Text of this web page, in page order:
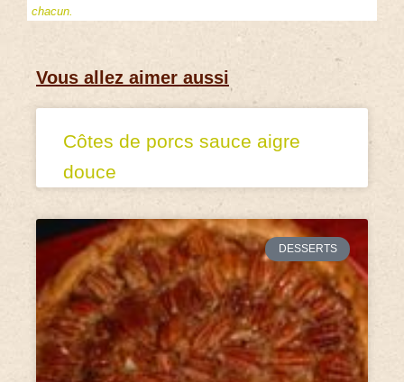
chacun.
Vous allez aimer aussi
Côtes de porcs sauce aigre
douce
DESSERTS